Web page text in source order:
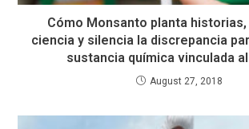
Cómo Monsanto planta
ciencia y silencia la discrepancia
sustancia química vinculada
August 27, 2018